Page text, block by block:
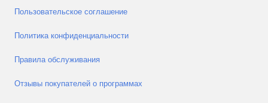
Пользовательское соглашение
Политика конфиденциальности
Правила обслуживания
Отзывы покупателей о программах